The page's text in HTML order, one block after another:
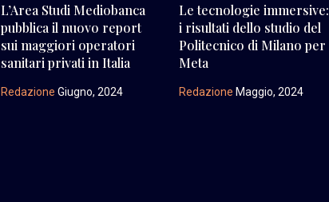
L’Area Studi Mediobanca
pubblica il nuovo report
sui maggiori operatori
sanitari privati in Italia
Redazione Giugno, 2024
Le tecnologie immersive:
i risultati dello studio del
Politecnico di Milano per
Meta
Redazione Maggio, 2024